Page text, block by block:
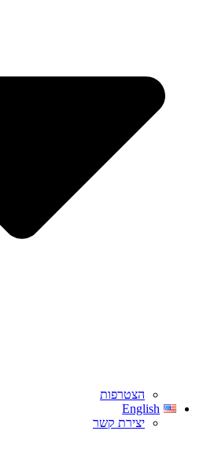
הצטרפות
English
יצירת קשר